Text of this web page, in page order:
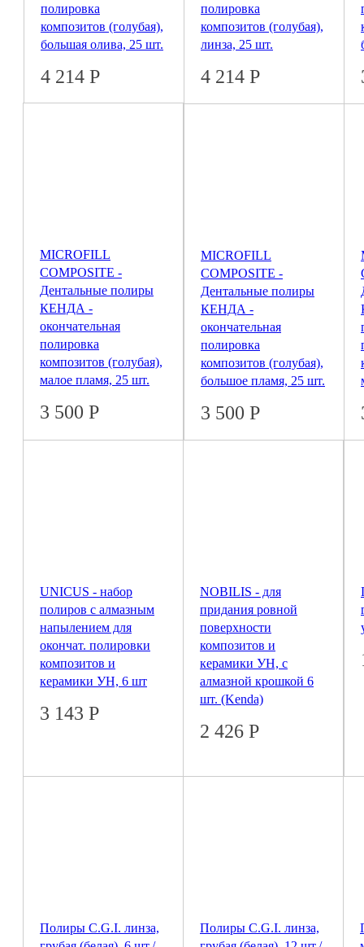
полировка
композитов (голубая),
большая олива, 25 шт.
4 214 Р
полировка
композитов (голубая),
линза, 25 шт.
4 214 Р
MICROFILL
COMPOSITE -
Дентальные полиры
КЕНДА -
окончательная
полировка
композитов (голубая),
малое пламя, 25 шт.
3 500 Р
MICROFILL
COMPOSITE -
Дентальные полиры
КЕНДА -
окончательная
полировка
композитов (голубая),
большое пламя, 25 шт.
3 500 Р
UNICUS - набор
полиров с алмазным
напылением для
окончат. полировки
композитов и
керамики УН, 6 шт
3 143 Р
NOBILIS - для
придания ровной
поверхности
композитов и
керамики УН, с
алмазной крошкой 6
шт. (Kenda)
2 426 Р
Полиры C.G.I. линза,
Полиры C.G.I. линза,